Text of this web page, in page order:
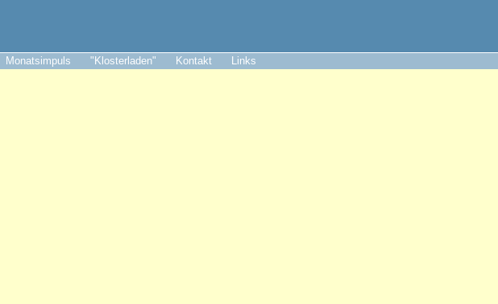
Monatsimpuls "Klosterladen" Kontakt Links